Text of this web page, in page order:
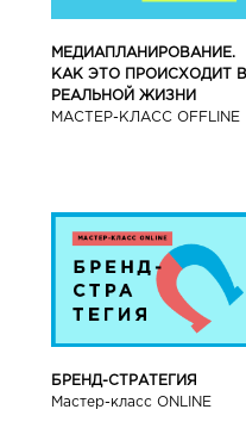
МЕДИАПЛАНИРОВАНИЕ.
КАК ЭТО ПРОИСХОДИТ В
РЕАЛЬНОЙ ЖИЗНИ
МАСТЕР-КЛАСС OFFLINE
БРЕНД-СТРАТЕГИЯ
Мастер-класс ONLINE